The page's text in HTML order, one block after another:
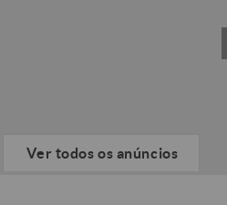
Ver todos os anúncios